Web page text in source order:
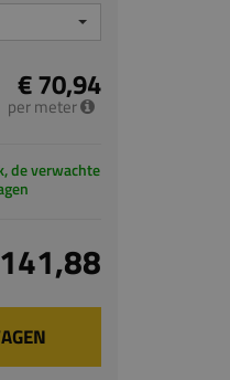
€ 70,94
per meter
de verwachte